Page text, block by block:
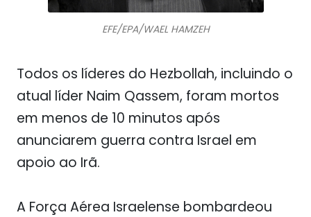
EFE/EPA/WAEL HAMZEH
Todos os líderes do Hezbollah, incluindo o
atual líder Naim Qassem, foram mortos
em menos de 10 minutos após
anunciarem guerra contra Israel em
apoio ao Irã.
A Força Aérea Israelense bombardeou